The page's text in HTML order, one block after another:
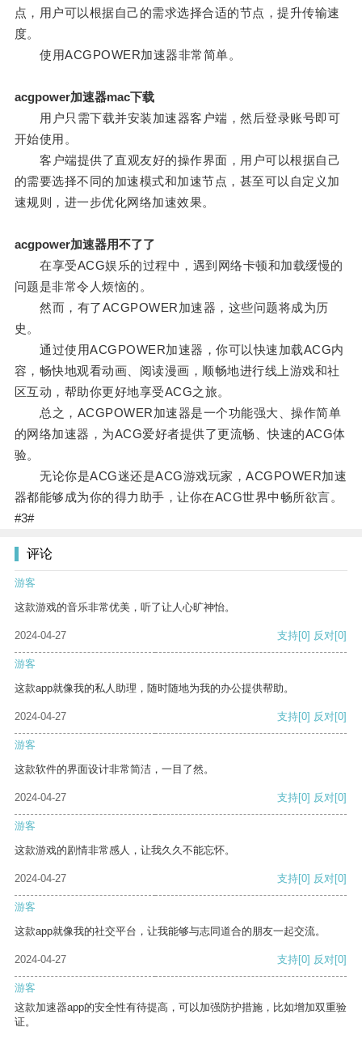
点，用户可以根据自己的需求选择合适的节点，提升传输速
度。
使用ACGPOWER加速器非常简单。
acgpower加速器mac下载
用户只需下载并安装加速器客户端，然后登录账号即可
开始使用。
客户端提供了直观友好的操作界面，用户可以根据自己
的需要选择不同的加速模式和加速节点，甚至可以自定义加
速规则，进一步优化网络加速效果。
acgpower加速器用不了了
在享受ACG娱乐的过程中，遇到网络卡顿和加载缓慢的
问题是非常令人烦恼的。
然而，有了ACGPOWER加速器，这些问题将成为历
史。
通过使用ACGPOWER加速器，你可以快速加载ACG内
容，畅快地观看动画、阅读漫画，顺畅地进行线上游戏和社
区互动，帮助你更好地享受ACG之旅。
总之，ACGPOWER加速器是一个功能强大、操作简单
的网络加速器，为ACG爱好者提供了更流畅、快速的ACG体
验。
无论你是ACG迷还是ACG游戏玩家，ACGPOWER加速
器都能够成为你的得力助手，让你在ACG世界中畅所欲言。
#3#
评论
游客
这款游戏的音乐非常优美，听了让人心旷神怡。
2024-04-27 支持[0] 反对[0]
游客
这款app就像我的私人助理，随时随地为我的办公提供帮助。
2024-04-27 支持[0] 反对[0]
游客
这款软件的界面设计非常简洁，一目了然。
2024-04-27 支持[0] 反对[0]
游客
这款游戏的剧情非常感人，让我久久不能忘怀。
2024-04-27 支持[0] 反对[0]
游客
这款app就像我的社交平台，让我能够与志同道合的朋友一起交流。
2024-04-27 支持[0] 反对[0]
游客
这款加速器app的安全性有待提高，可以加强防护措施，比如增加双重验
证。